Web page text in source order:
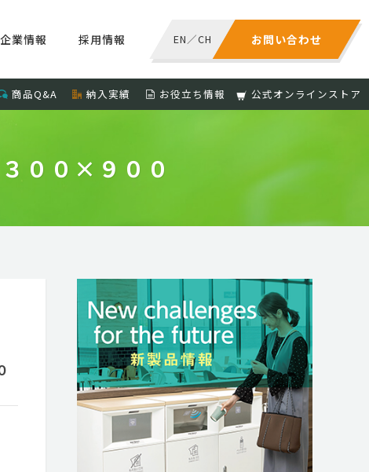
お問い合わせ
EN／CH
企業情報 採用情報
商品Q&A 納入実績 お役立ち情報 公式オンラインストア
００×９００